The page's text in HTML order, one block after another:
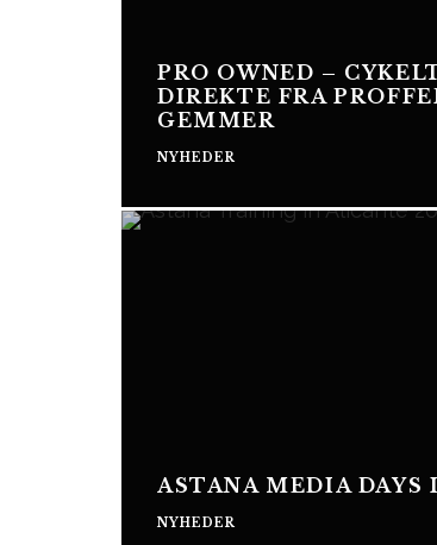
PRO OWNED –
DIREKTE FRA
GEMMER
NYHEDER
ASTANA MEDIA DAYS
NYHEDER